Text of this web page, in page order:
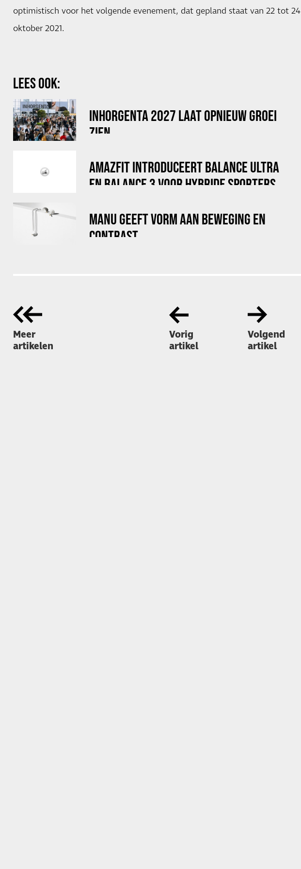
optimistisch voor het volgende evenement, dat gepland staat van 22 tot 24
oktober 2021.
LEES OOK:
INHORGENTA 2027 LAAT OPNIEUW GROEI
ZIEN
AMAZFIT INTRODUCEERT BALANCE ULTRA
EN BALANCE 3 VOOR HYBRIDE SPORTERS
MANU GEEFT VORM AAN BEWEGING EN
CONTRAST
Meer
artikelen
Vorig
artikel
Volgend
artikel